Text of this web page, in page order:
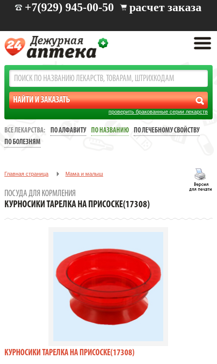
+7(929) 945-00-50 расчет заказа
проверить бракованные серии лекарств
ВСЕ ЛЕКАРСТВА: ПО АЛФАВИТУ ПО НАЗВАНИЮ
ПО ЛЕЧЕБНОМУ СВОЙСТВУ
ПО БОЛЕЗНЯМ
Главная страница Мама и малыш
Курносики Тарелка на присоске(17308)
ПОСУДА ДЛЯ КОРМЛЕНИЯ
КУРНОСИКИ ТАРЕЛКА НА ПРИСОСКЕ(17308)
КУРНОСИКИ ТАРЕЛКА НА ПРИСОСКЕ(17308)